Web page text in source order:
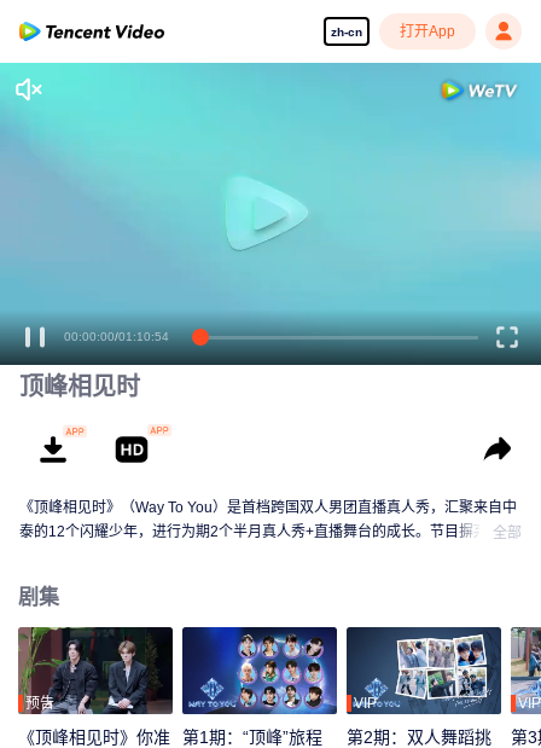
zh-cn 打开App
00:00:00/01:10:54
顶峰相见时
《顶峰相见时》（Way To You）是首档跨国双人男团直播真人秀，汇聚来自中
泰的12个闪耀少年，进行为期2个半月真人秀+直播舞台的成长。节目摒弃传统
将在全球舞台上闪耀出道。
全部
剧集
预告
《顶峰相见时》你准
第1期：“顶峰”旅程
VIP
第2期：双人舞蹈挑
VIP
第3